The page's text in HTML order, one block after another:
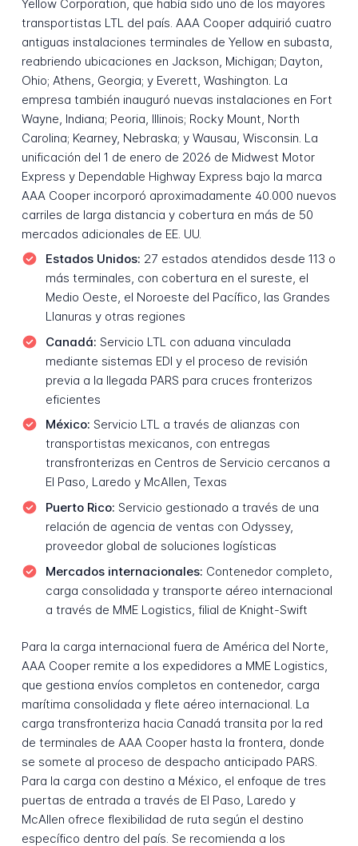
Yellow Corporation, que había sido uno de los mayores
transportistas LTL del país. AAA Cooper adquirió cuatro
antiguas instalaciones terminales de Yellow en subasta,
reabriendo ubicaciones en Jackson, Michigan; Dayton,
Ohio; Athens, Georgia; y Everett, Washington. La
empresa también inauguró nuevas instalaciones en Fort
Wayne, Indiana; Peoria, Illinois; Rocky Mount, North
Carolina; Kearney, Nebraska; y Wausau, Wisconsin. La
unificación del 1 de enero de 2026 de Midwest Motor
Express y Dependable Highway Express bajo la marca
AAA Cooper incorporó aproximadamente 40.000 nuevos
carriles de larga distancia y cobertura en más de 50
mercados adicionales de EE. UU.
Estados Unidos: 27 estados atendidos desde 113 o
más terminales, con cobertura en el sureste, el
Medio Oeste, el Noroeste del Pacífico, las Grandes
Llanuras y otras regiones
Canadá: Servicio LTL con aduana vinculada
mediante sistemas EDI y el proceso de revisión
previa a la llegada PARS para cruces fronterizos
eficientes
México: Servicio LTL a través de alianzas con
transportistas mexicanos, con entregas
transfronterizas en Centros de Servicio cercanos a
El Paso, Laredo y McAllen, Texas
Puerto Rico: Servicio gestionado a través de una
relación de agencia de ventas con Odyssey,
proveedor global de soluciones logísticas
Mercados internacionales: Contenedor completo,
carga consolidada y transporte aéreo internacional
a través de MME Logistics, filial de Knight-Swift
Para la carga internacional fuera de América del Norte,
AAA Cooper remite a los expedidores a MME Logistics,
que gestiona envíos completos en contenedor, carga
marítima consolidada y flete aéreo internacional. La
carga transfronteriza hacia Canadá transita por la red
de terminales de AAA Cooper hasta la frontera, donde
se somete al proceso de despacho anticipado PARS.
Para la carga con destino a México, el enfoque de tres
puertas de entrada a través de El Paso, Laredo y
McAllen ofrece flexibilidad de ruta según el destino
específico dentro del país. Se recomienda a los